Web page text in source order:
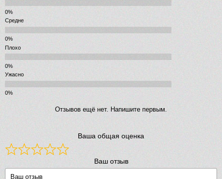
Средне
Плохо
Ужасно
Отзывов ещё нет. Напишите первым.
Ваша общая оценка
Ваш отзыв